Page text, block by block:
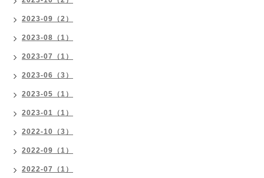
2023-09（2）
2023-08（1）
2023-07（1）
2023-06（3）
2023-05（1）
2023-01（1）
2022-10（3）
2022-09（1）
2022-07（1）